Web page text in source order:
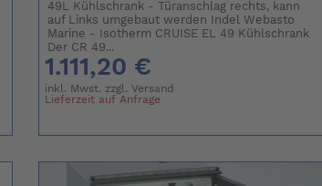
49L Kühlschrank - Türanschlag rechts, kann
auf Links umgebaut werden Indel Webasto
Marine - Isotherm CRUISE EL 49 Kühlschrank
Der CR 49...
1.111,20 €
inkl. Mwst. zzgl.Versand
Lieferzeit auf Anfrage